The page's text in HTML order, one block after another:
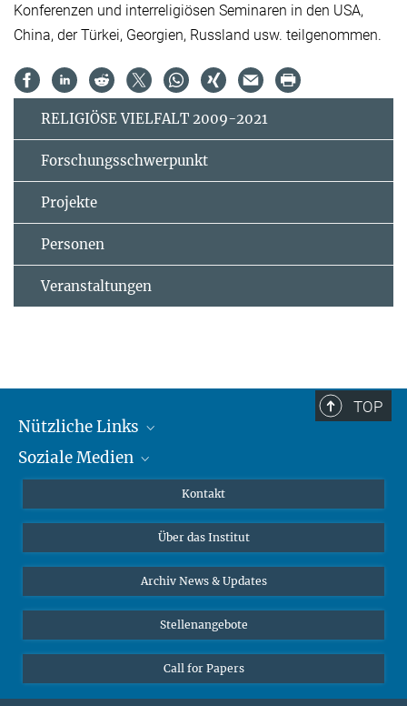
Konferenzen und interreligiösen Seminaren in den USA,
China, der Türkei, Georgien, Russland usw. teilgenommen.
RELIGIÖSE VIELFALT 2009-2021
Forschungsschwerpunkt
Projekte
Personen
Veranstaltungen
TOP
Nützliche Links
MMG Alumni Corner
Online-Vorträge
Interviews zum Thema "Diversity"
Soziale Medien
Bluesky
Kontakt
Über das Institut
Archiv News & Updates
Stellenangebote
Call for Papers